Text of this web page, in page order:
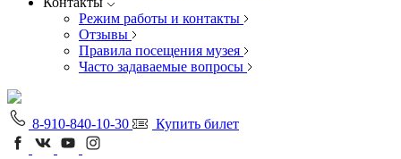
Режим работы и контакты
Отзывы
Правила посещения музея
Часто задаваемые вопросы
8-910-840-10-30 Купить билет